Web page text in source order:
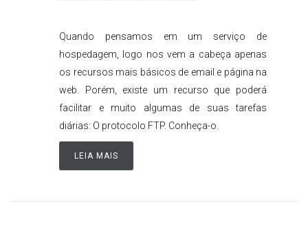
Quando pensamos em um serviço de
hospedagem, logo nos vem a cabeça apenas
os recursos mais básicos de email e página na
web. Porém, existe um recurso que poderá
facilitar e muito algumas de suas tarefas
diárias: O protocolo FTP. Conheça-o.
LEIA MAIS